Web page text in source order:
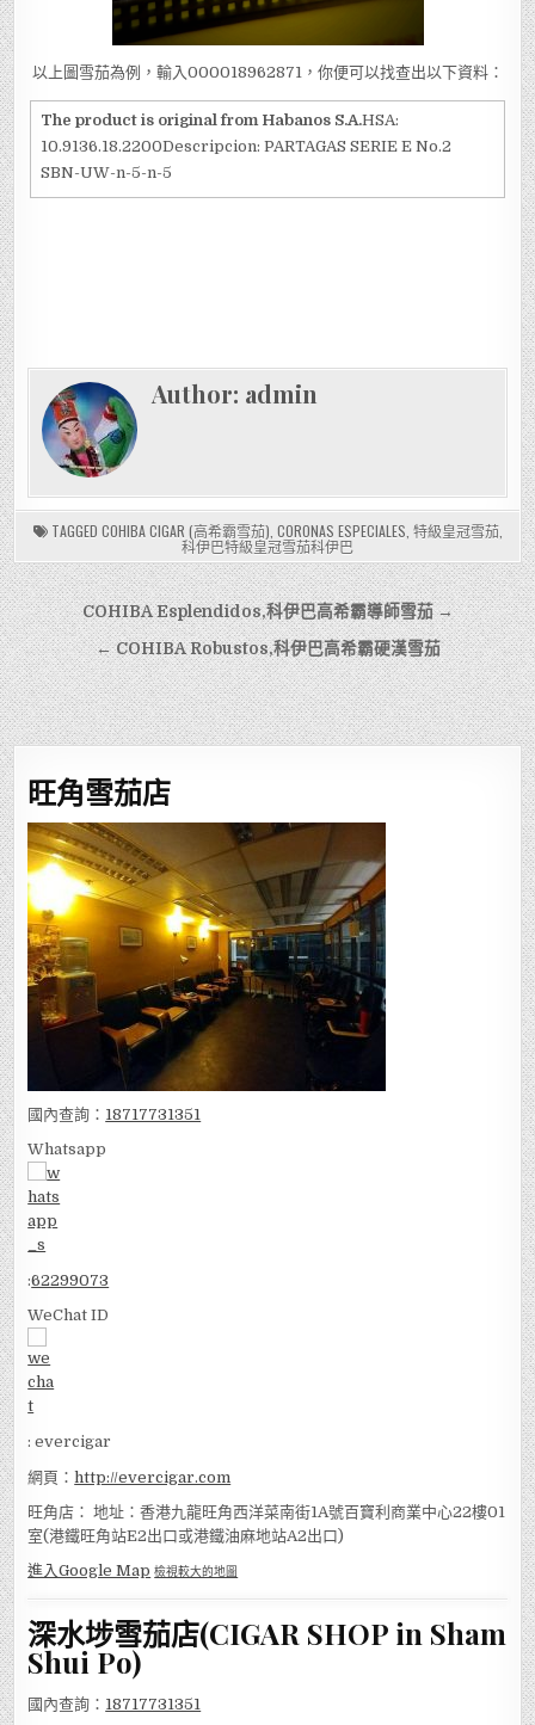
以上圖雪茄為例，輸入000018962871，你便可以找查出以下資料：
The product is original from Habanos S.A.HSA:
10.9136.18.2200Descripcion: PARTAGAS SERIE E No.2
SBN-UW-n-5-n-5
Author: admin
TAGGED COHIBA CIGAR (高希霸雪茄), CORONAS ESPECIALES, 特級皇冠雪茄,
科伊巴特級皇冠雪茄科伊巴
文
章
導
覽
COHIBA Esplendidos,科伊巴高希霸導師雪茄 →
← COHIBA Robustos,科伊巴高希霸硬漢雪茄
旺角雪茄店
國內查詢： 18717731351
Whatsapp
:62299073
WeChat ID
: evercigar
網頁：http://evercigar.com
旺角店： 地址：香港九龍旺角西洋菜南街1A號百寶利商業中心22樓01
室(港鐵旺角站E2出口或港鐵油麻地站A2出口)
進入Google Map 檢視較大的地圖
深水埗雪茄店(CIGAR SHOP in Sham
Shui Po)
國內查詢： 18717731351